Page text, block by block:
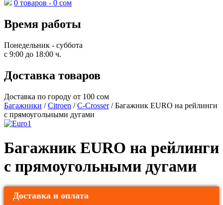
0 товаров - 0 сом
Время работы
Понедельник - суббота
с 9:00 до 18:00 ч.
Доставка товаров
Доставка по городу от 100 сом
Багажники /Citroen /C-Crosser/ Багажник EURO на рейлинги
c прямоугольными дугами
Багажник EURO на рейлинги
c прямоугольными дугами
Доставка и оплата